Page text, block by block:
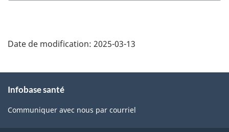
Date de modification: 2025-03-13
propos
de
Infobase santé
Communiquer avec nous par courriel